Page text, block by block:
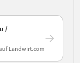
/
Landwirt.com